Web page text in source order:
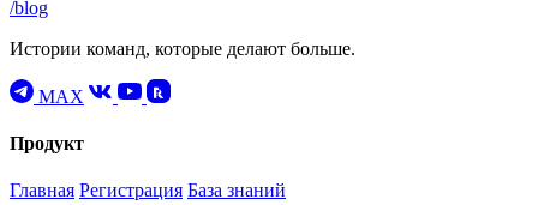
/blog
Истории команд, которые делают больше.
MAX
Продукт
Главная Регистрация База знаний